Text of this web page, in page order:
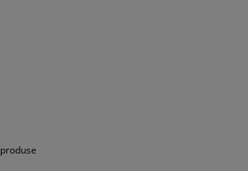
produse